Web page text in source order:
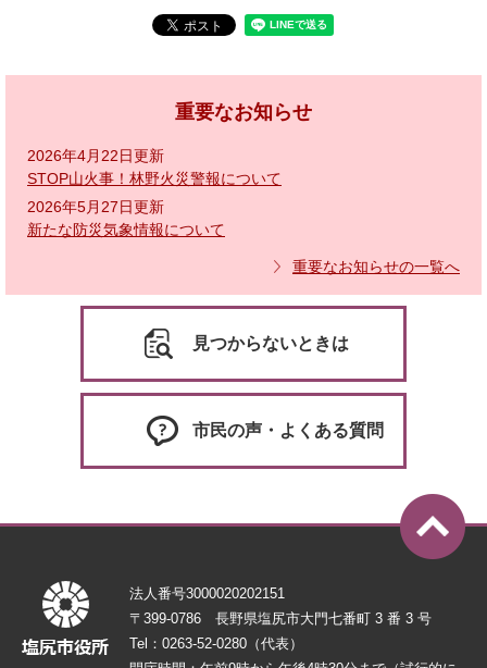
重要なお知らせ
2026年4月22日更新
STOP山火事！林野火災警報について
2026年5月27日更新
新たな防災気象情報について
重要なお知らせの一覧へ
見つからないときは
市民の声・よくある質問
法人番号3000020202151
〒399-0786 長野県塩尻市大門七番町 3 番 3 号
Tel：0263-52-0280（代表）